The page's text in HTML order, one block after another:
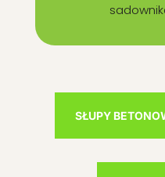
SŁUPY